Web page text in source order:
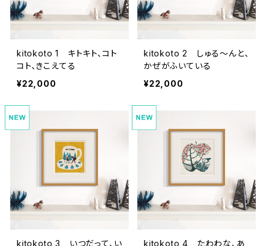
kitokoto 1 キトキト、コト
コト、きこえてる
¥22,000
kitokoto 2 しゅる〜んと、
かぜがふいている
¥22,000
kitokoto 3 いつだって、い
kitokoto 4 たわわな、あ